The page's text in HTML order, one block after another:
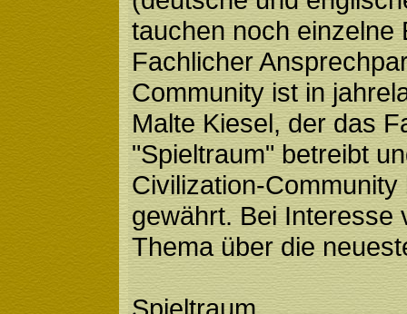
tauchen noch einzelne
Fachlicher
Community ist in
Malte Kiesel, der das
"Spieltraum" betreibt
Civilization-
gewährt. Bei Interesse
Thema über die